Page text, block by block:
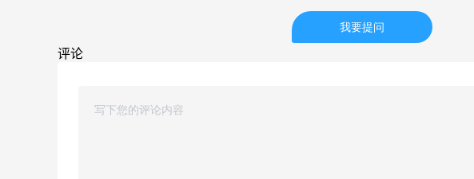
我要提问
评论
美团买黄式壹品汇芋圆，好吃不贵！！